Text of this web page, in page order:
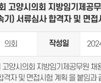
고양시의회 지방임기제공
기) 서류심사 합격자 및 면접
의회 작성일
양시의회 지방임기제공무원 채
격자 및 면접시험 계획 을 붙임과